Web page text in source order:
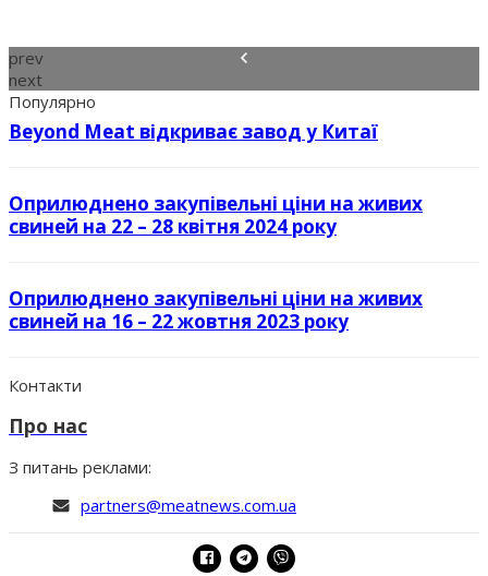
prev
next
Популярно
Beyond Meat відкриває завод у Китаї
Оприлюднено закупівельні ціни на живих
свиней на 22 – 28 квітня 2024 року
Оприлюднено закупівельні ціни на живих
свиней на 16 – 22 жовтня 2023 року
Контакти
Про нас
З питань реклами:
partners@meatnews.com.ua